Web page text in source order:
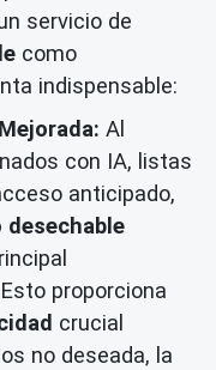
servicio de
como
indispensable:
Al
con IA, listas
anticipado,
proporciona
crucial
no deseada, la